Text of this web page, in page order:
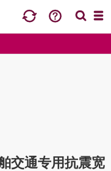
交通专用抗震宽